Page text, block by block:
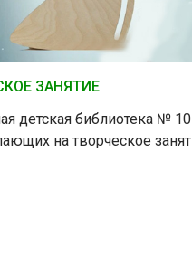
ЗАНЯТИЕ
детская библиотека №
на творческое